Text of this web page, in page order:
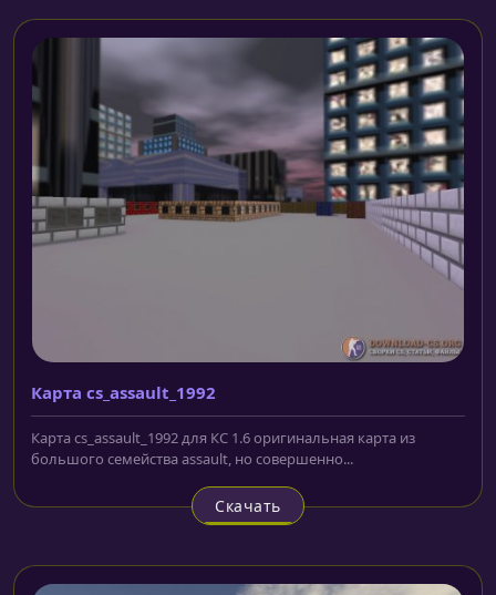
Карта cs_assault_1992
Карта cs_assault_1992 для КС 1.6 оригинальная карта из
большого семейства assault, но совершенно...
Скачать